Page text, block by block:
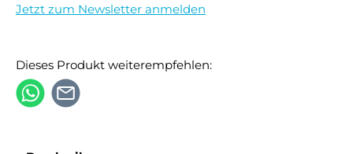
Jetzt zum Newsletter anmelden
Dieses Produkt weiterempfehlen: